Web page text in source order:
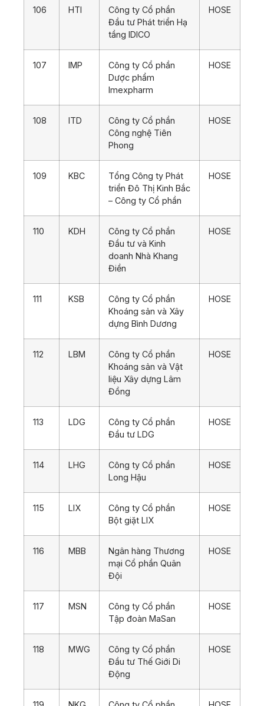
106 HTI
Công ty Cổ phần
Đầu tư Phát triển Hạ
tầng IDICO
HOSE
107 IMP
Công ty Cổ phần
Dược phẩm
Imexpharm
HOSE
108 ITD
Công ty Cổ phần
Công nghệ Tiên
Phong
HOSE
109 KBC
Tổng Công ty Phát
triển Đô Thị Kinh Bắc
– Công ty Cổ phần
HOSE
110 KDH
Công ty Cổ phần
Đầu tư và Kinh
doanh Nhà Khang
Điền
HOSE
111 KSB
Công ty Cổ phần
Khoáng sản và Xây
dựng Bình Dương
HOSE
112 LBM
Công ty Cổ phần
Khoáng sản và Vật
liệu Xây dựng Lâm
Đồng
HOSE
113 LDG
Công ty Cổ phần
Đầu tư LDG
HOSE
114 LHG
Công ty Cổ phần
Long Hậu
HOSE
115 LIX
Công ty Cổ phần
Bột giặt LIX
HOSE
116 MBB
Ngân hàng Thương
mại Cổ phần Quân
Đội
HOSE
117 MSN
Công ty Cổ phần
Tập đoàn MaSan
HOSE
118 MWG
Công ty Cổ phần
Đầu tư Thế Giới Di
Động
HOSE